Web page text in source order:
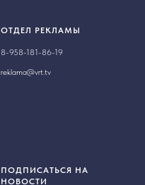
ОТДЕЛ РЕКЛАМЫ
8-958-181-86-19
reklama@vrt.tv
ПОДПИСАТЬСЯ НА
НОВОСТИ